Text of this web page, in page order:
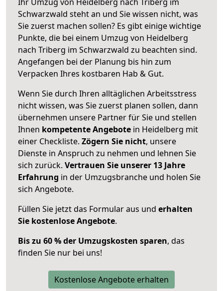
Schwarzwald steht an und Sie wissen nicht, was
Sie zuerst machen sollen? Es gibt einige wichtige
Punkte, die bei einem Umzug von Heidelberg
nach Triberg im Schwarzwald zu beachten sind.
Angefangen bei der Planung bis hin zum
Verpacken Ihres kostbaren Hab & Gut.
Wenn Sie durch Ihren alltäglichen Arbeitsstress
nicht wissen, was Sie zuerst planen sollen, dann
übernehmen unsere Partner für Sie und stellen
Ihnen kompetente Angebote in Heidelberg mit
einer Checkliste. Zögern Sie nicht, unsere
Dienste in Anspruch zu nehmen und lehnen Sie
sich zurück. Vertrauen Sie unserer 13 Jahre
Erfahrung in der Umzugsbranche und holen Sie
sich Angebote.
Füllen Sie jetzt das Formular aus und erhalten
Sie kostenlose Angebote.
Bis zu 60 % der Umzugskosten sparen, das
finden Sie nur bei uns!
Kostenlose Angebote erhalten